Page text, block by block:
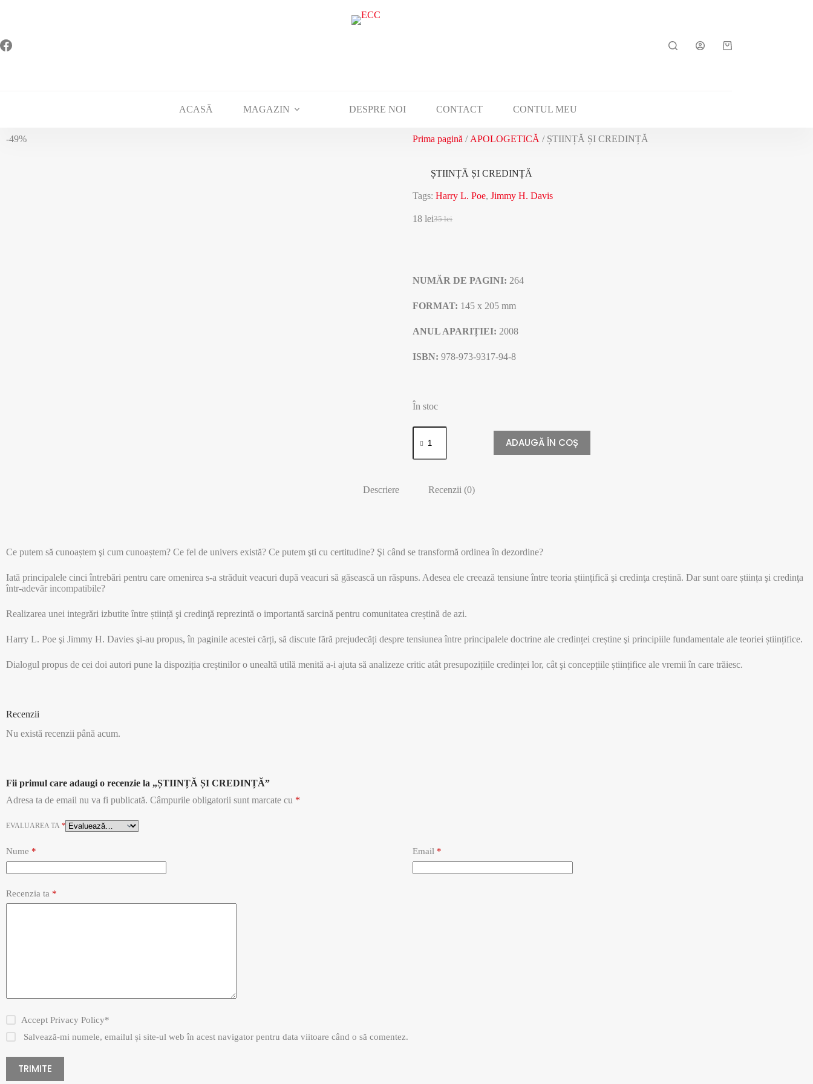
ACASĂ MAGAZIN DESPRE NOI CONTACT CONTUL MEU
-49% Prima pagină / APOLOGETICĂ / ȘTIINȚĂ ȘI CREDINȚĂ
ȘTIINȚĂ ȘI CREDINȚĂ
Tags: Harry L. Poe, Jimmy H. Davis
35lei
18 lei
NUMĂR DE PAGINI: 264
FORMAT: 145 x 205 mm
ANUL APARIȚIEI: 2008
ISBN: 978-973-9317-94-8
În stoc
ADAUGĂ ÎN COȘ
Descriere Recenzii (0)
Ce putem să cunoaștem şi cum cunoaștem? Ce fel de univers există? Ce putem şti cu certitudine? Şi când se transformă ordinea în dezordine?
Iată principalele cinci întrebări pentru care omenirea s-a străduit veacuri după veacuri să găsească un răspuns. Adesea ele creează tensiune între teoria științifică şi credinţa creștină. Dar sunt oare știința şi credinţa
într-adevăr incompatibile?
Realizarea unei integrări izbutite între știință şi credinţă reprezintă o importantă sarcină pentru comunitatea creștină de azi.
Harry L. Poe şi Jimmy H. Davies şi-au propus, în paginile acestei cărți, să discute fără prejudecăți despre tensiunea între principalele doctrine ale credinței creștine şi principiile fundamentale ale teoriei științifice.
Dialogul propus de cei doi autori pune la dispoziția creștinilor o unealtă utilă menită a-i ajuta să analizeze critic atât presupozițiile credinței lor, cât şi concepțiile științifice ale vremii în care trăiesc.
Recenzii
Nu există recenzii până acum.
Fii primul care adaugi o recenzie la „ȘTIINȚĂ ȘI CREDINȚĂ”
Adresa ta de email nu va fi publicată. Câmpurile obligatorii sunt marcate cu *
EVALUAREA TA *
Nume * Email *
Recenzia ta *
AcceptPrivacy Policy*
Salvează-mi numele, emailul și site-ul web în acest navigator pentru data viitoare când o să comentez.
TRIMITE